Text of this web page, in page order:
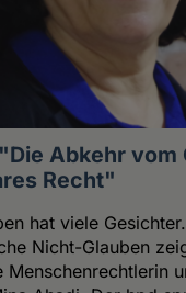
Abkehr vom
Recht"
hat viele
Nicht-Glauben
Menschenrechtlerin